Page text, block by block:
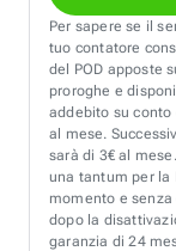
Per sapere se il
tuo contatore
del POD apposte
proroghe e
addebito su conto
al mese.
sarà di 3€ al
una tantum per la
momento e
dopo la
garanzia di 24